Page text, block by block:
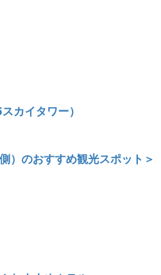
カイタワー）
）のおすすめ観光スポット＞